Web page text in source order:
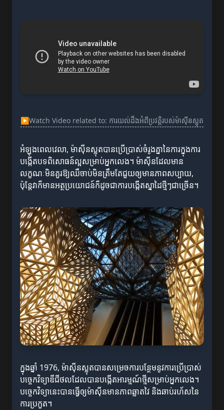
▶Watch Video related to: ការយល់ដឹងអំពីប្រវត្តិរបស់ម៉ាស៊ីនស្លុត
អំឡុងពេលវេលា, ម៉ាស៊ីនស្លុតបានប្រើប្រាស់ចំរូងគ្នានៃការក្នុងការ
បង្កើតបទពិសោធន៍ល្អសម្រាប់អ្នកលេង។ ម៉ាស៊ីនដែលមាន
លក្ខណៈមិនគួរឱ្យឈឺចាប់មិនត្រឹមតែជួយឲ្យមានភាពសប្បាយ,
ប៉ុន្តែវាក៏មានអត្ថប្រយោជន៍ក៏ដូចជាការបង្កើតស្នាដៃថ្មីៗជាច្រើន។
ក្នុងឆ្នាំ 1976, ម៉ាស៊ីនស្លុតបានសម្រេចការបន្ថែមនូវការប្រើប្រាស់
បច្ចេកវិទ្យាឌីជីថលដែលបានបង្កើតអារម្មណ៍ថ្មីសម្រាប់អ្នកលេង។
បច្ចេកវិទ្យានេះបានធ្វើឲ្យម៉ាស៊ីនមានភាពឆ្លាតវៃ និងឆាប់រហ័សនៃ
ការប្រកួត។